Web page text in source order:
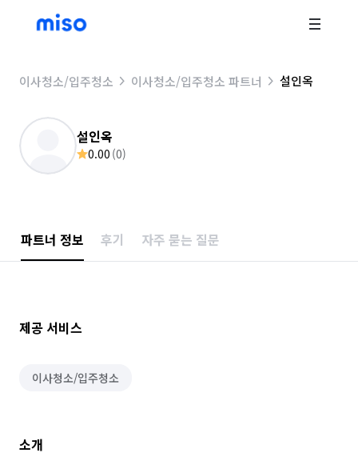
이사청소/입주청소 이사청소/입주청소 파트너 설인옥
설인옥
0.00 (0)
파트너 정보 후기 자주 묻는 질문
제공 서비스
이사청소/입주청소
소개